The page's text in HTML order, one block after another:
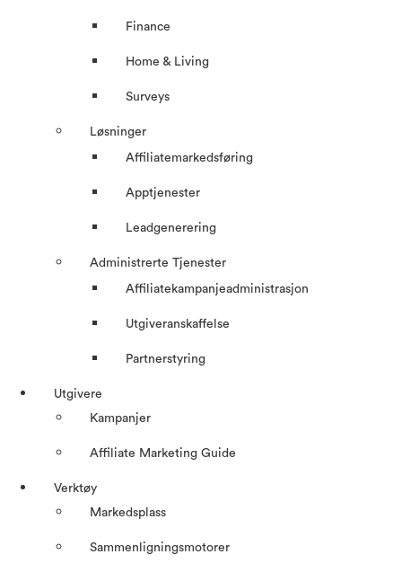
Finance
Home & Living
Surveys
Løsninger
Affiliatemarkedsføring
Apptjenester
Leadgenerering
Administrerte Tjenester
Affiliatekampanjeadministrasjon
Utgiveranskaffelse
Partnerstyring
Utgivere
Kampanjer
Affiliate Marketing Guide
Verktøy
Markedsplass
Sammenligningsmotorer